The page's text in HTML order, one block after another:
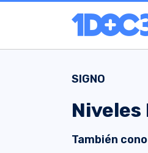
SIGNO
Niveles
También